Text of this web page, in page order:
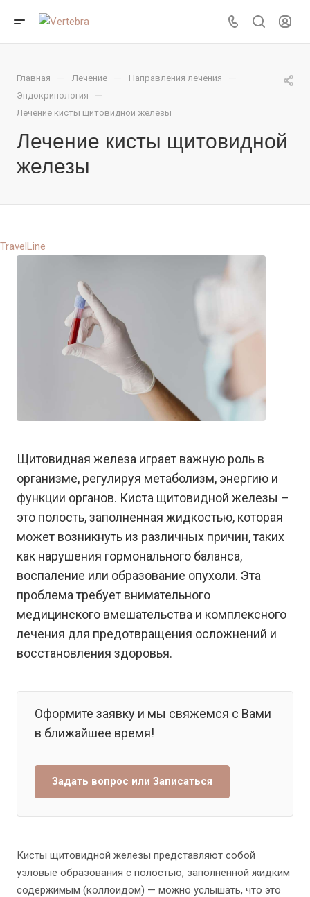
Главная — Лечение — Направления лечения —
Эндокринология —
Лечение кисты щитовидной железы
Лечение кисты щитовидной
железы
TravelLine
Щитовидная железа играет важную роль в
организме, регулируя метаболизм, энергию и
функции органов. Киста щитовидной железы –
это полость, заполненная жидкостью, которая
может возникнуть из различных причин, таких
как нарушения гормонального баланса,
воспаление или образование опухоли. Эта
проблема требует внимательного
медицинского вмешательства и комплексного
лечения для предотвращения осложнений и
восстановления здоровья.
Оформите заявку и мы свяжемся с Вами
в ближайшее время!
Задать вопрос или Записаться
Кисты щитовидной железы представляют собой
узловые образования с полостью, заполненной жидким
содержимым (коллоидом) — можно услышать, что это